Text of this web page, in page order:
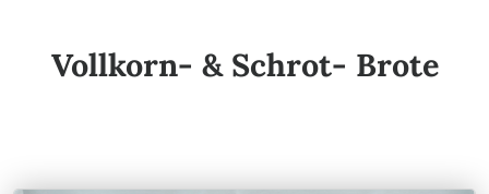
Vollkorn- & Schrot- Brote